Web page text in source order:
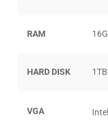
RAM
HARD DISK
VGA